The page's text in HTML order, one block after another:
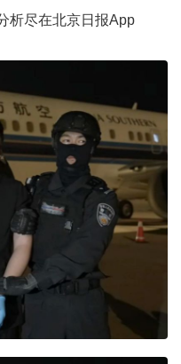
析尽在北京日报App